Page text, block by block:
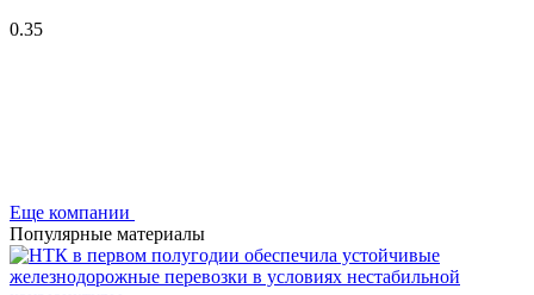
0.35
Еще компании
Популярные материалы